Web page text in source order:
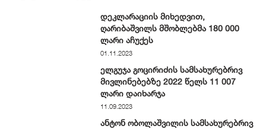
დეკლარაციის მიხედვით,
ღარიბაშვილს მშობლებმა 180 000
ლარი აჩუქეს
01.11.2023
ელგუჯა გოცირიძის სამსახურებრივ
მივლინებებზე 2022 წელს 11 007
ლარი დაიხარჯა
11.09.2023
ანტონ ობოლაშვილის სამსახურებრივ